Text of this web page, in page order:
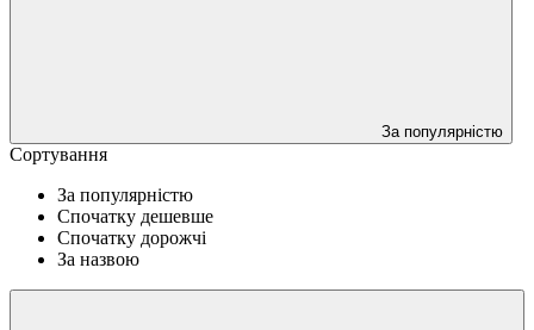
За популярністю
Сортування
За популярністю
Спочатку дешевше
Спочатку дорожчі
За назвою